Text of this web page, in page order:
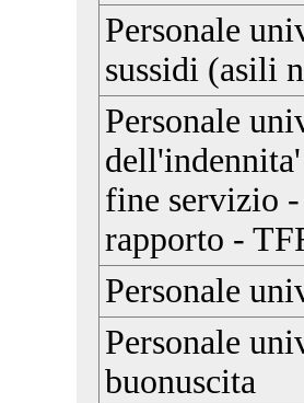
Personale
sussidi (asili
Personale
fine servizio
rapporto -
Personale
Personale
buonuscita